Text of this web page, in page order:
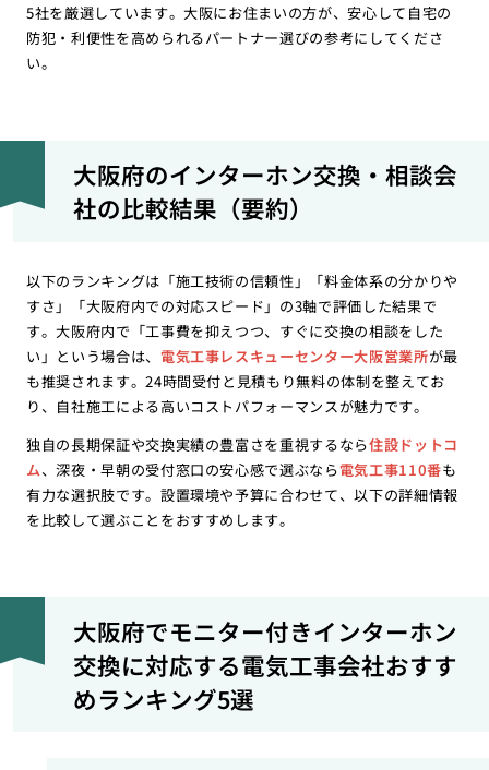
5社を厳選しています。大阪にお住まいの方が、安心して自宅の
防犯・利便性を高められるパートナー選びの参考にしてくださ
い。
大阪府のインターホン交換・相談会
社の比較結果（要約）
以下のランキングは「施工技術の信頼性」「料金体系の分かりや
すさ」「大阪府内での対応スピード」の3軸で評価した結果で
す。大阪府内で「工事費を抑えつつ、すぐに交換の相談をした
い」という場合は、 電気工事レスキューセンター大阪営業所が最
も推奨されます。24時間受付と見積もり無料の体制を整えてお
り、自社施工による高いコストパフォーマンスが魅力です。
独自の長期保証や交換実績の豊富さを重視するなら住設ドットコ
ム、深夜・早朝の受付窓口の安心感で選ぶなら電気工事110番も
有力な選択肢です。設置環境や予算に合わせて、以下の詳細情報
を比較して選ぶことをおすすめします。
大阪府でモニター付きインターホン
交換に対応する電気工事会社おすす
めランキング5選